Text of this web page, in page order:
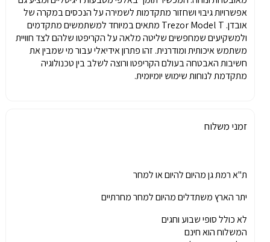
אפשרויות גיבוי ושחזור מתקדמות לשמירה על הנכסים במקרה של
אובדן. Trezor Model T מתאים במיוחד למשתמשים מתקדמים
ולמשקיעים שמחפשים שליטה מלאה על הקריפטו שלהם לצד חוויית
משתמש איכותית ומודרנית. זהו פתרון אידיאלי עבור מי שמבין את
חשיבות האבטחה בעולם הקריפטו ורוצה לשלב בין טכנולוגיה
מתקדמת לנוחות שימוש יומיומית.
זמני משלוח
ת"א רמת גן מהיום להיום או למחר
יתר הארץ משתדלים מהיום למחר מחרתיים
לא כולל סופי שבוע וחגים
המשלוח הוא חינם